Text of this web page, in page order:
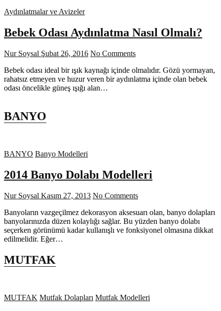
Aydınlatmalar ve Avizeler
Bebek Odası Aydınlatma Nasıl Olmalı?
Nur Soysal Şubat 26, 2016 No Comments
Bebek odası ideal bir ışık kaynağı içinde olmalıdır. Gözü yormayan,
rahatsız etmeyen ve huzur veren bir aydınlatma içinde olan bebek
odası öncelikle güneş ışığı alan…
BANYO
BANYO Banyo Modelleri
2014 Banyo Dolabı Modelleri
Nur Soysal Kasım 27, 2013 No Comments
Banyoların vazgeçilmez dekorasyon aksesuarı olan, banyo dolapları
banyolarınızda düzen kolaylığı sağlar. Bu yüzden banyo dolabı
seçerken görünümü kadar kullanışlı ve fonksiyonel olmasına dikkat
edilmelidir. Eğer…
MUTFAK
MUTFAK Mutfak Dolapları Mutfak Modelleri